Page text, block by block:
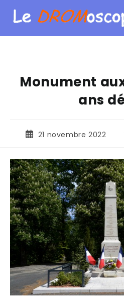
Monument
ans
21 novembre 2022